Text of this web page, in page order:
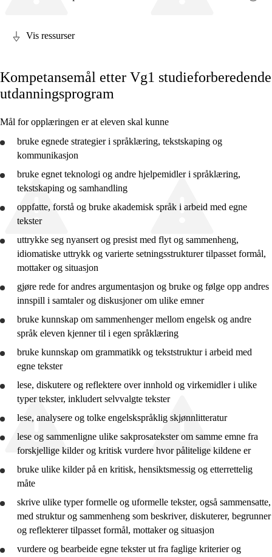
Kjerneelementer
Tverrfaglige temaer
Grunnleggende ferdigheter
2. trinn
4. trinn
7. trinn
10. trinn
Vg1 YF
Vg1 SF
Vis ressurser
Kompetansemål etter Vg1 studieforberedende
utdanningsprogram
Mål for opplæringen er at eleven skal kunne
bruke egnede strategier i språklæring, tekstskaping og
kommunikasjon
bruke egnet teknologi og andre hjelpemidler i språklæring,
tekstskaping og samhandling
oppfatte, forstå og bruke akademisk språk i arbeid med egne
tekster
uttrykke seg nyansert og presist med flyt og sammenheng,
idiomatiske uttrykk og varierte setningsstrukturer tilpasset formål,
mottaker og situasjon
gjøre rede forandres argumentasjon og bruke og følge opp andres
innspill i samtaler og diskusjoner om ulike emner
bruke kunnskap om sammenhenger mellom engelsk og andre
språk eleven kjenner til i egen språklæring
bruke kunnskap om grammatikk og tekststruktur i arbeid med
egne tekster
lese, diskutere og reflektere over innhold og virkemidler i ulike
typer tekster, inkludert selvvalgte tekster
lese, analysere og tolke engelskspråklig skjønnlitteratur
lese og sammenligne ulike sakprosatekster om samme emne fra
forskjellige kilder og kritisk vurdere hvor pålitelige kildene er
bruke ulike kilder på en kritisk, hensiktsmessig og etterrettelig
måte
skrive ulike typer formelle og uformelle tekster, også sammensatte,
med struktur og sammenheng som beskriver, diskuterer, begrunner
og reflekterer tilpasset formål, mottaker og situasjon
vurdere og bearbeide egne tekster ut fra faglige kriterier og